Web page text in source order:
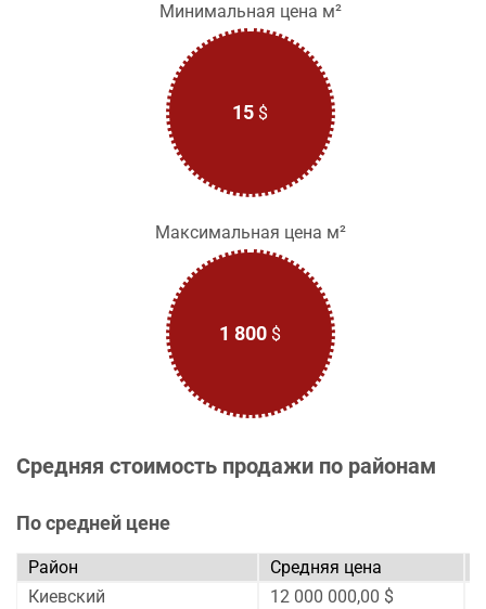
Минимальная цена м²
15 $
Максимальная цена м²
1 800 $
Средняя стоимость продажи по районам
По средней цене
Район Средняя цена
Киевский
12 000 000,00 $